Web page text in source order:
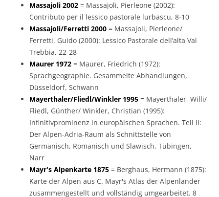
Massajoli 2002 = Massajoli, Pierleone (2002):
Contributo per il lessico pastorale lurbascu, 8-10
Massajoli/Ferretti 2000 = Massajoli, Pierleone/
Ferretti, Guido (2000): Lessico Pastorale dell’alta Val
Trebbia, 22-28
Maurer 1972 = Maurer, Friedrich (1972):
Sprachgeographie. Gesammelte Abhandlungen,
Düsseldorf, Schwann
Mayerthaler/Fliedl/Winkler 1995 = Mayerthaler, Willi/
Fliedl, Günther/ Winkler, Christian (1995):
Infinitivprominenz in europäischen Sprachen. Teil II:
Der Alpen-Adria-Raum als Schnittstelle von
Germanisch, Romanisch und Slawisch, Tübingen,
Narr
Mayr's Alpenkarte 1875 = Berghaus, Hermann (1875):
Karte der Alpen aus C. Mayr's Atlas der Alpenlander
zusammengestellt und vollständig umgearbeitet. 8